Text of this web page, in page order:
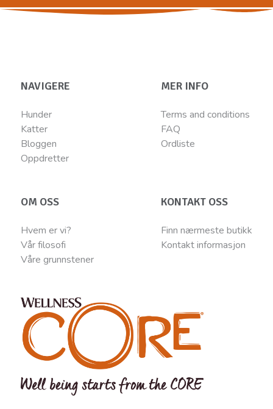
NAVIGERE
Hunder
Katter
Bloggen
Oppdretter
MER INFO
Terms and conditions
FAQ
Ordliste
OM OSS
Hvem er vi?
Vår filosofi
Våre grunnstener
KONTAKT OSS
Finn nærmeste butikk
Kontakt informasjon